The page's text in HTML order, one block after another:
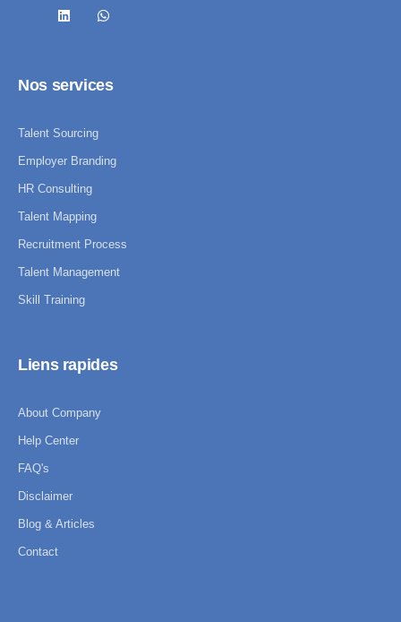
Nos services
Talent Sourcing
Employer Branding
HR Consulting
Talent Mapping
Recruitment Process
Talent Management
Skill Training
Liens rapides
About Company
Help Center
FAQ's
Disclaimer
Blog & Articles
Contact